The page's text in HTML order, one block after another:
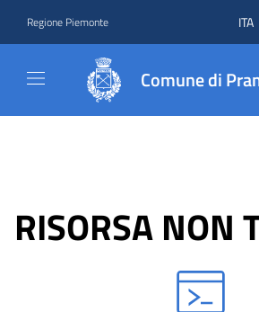
Regione Piemonte ITA
Comune di
RISORSA NON